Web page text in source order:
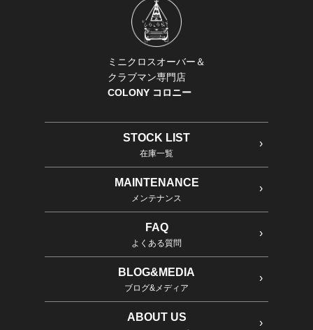
ミニクロスオーバー＆
クラブマン専門店
COLONY コロニー
STOCK LIST
在庫一覧
MAINTENANCE
メンテナンス
FAQ
よくある質問
BLOG&MEDIA
ブログ&メディア
ABOUT US